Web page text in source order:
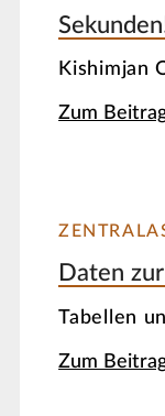
Kishimjan
Zum
Daten
Tabellen
Zum